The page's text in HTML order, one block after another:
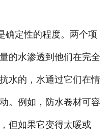
定性的程度。两个项
的水渗透到他们在完全
水的，水通过它们在情
。例如，防水卷材可容
但如果它变得太暖或